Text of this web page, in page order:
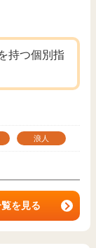
持つ個別指
浪人
を見る